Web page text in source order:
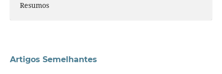
Resumos
Artigos Semelhantes